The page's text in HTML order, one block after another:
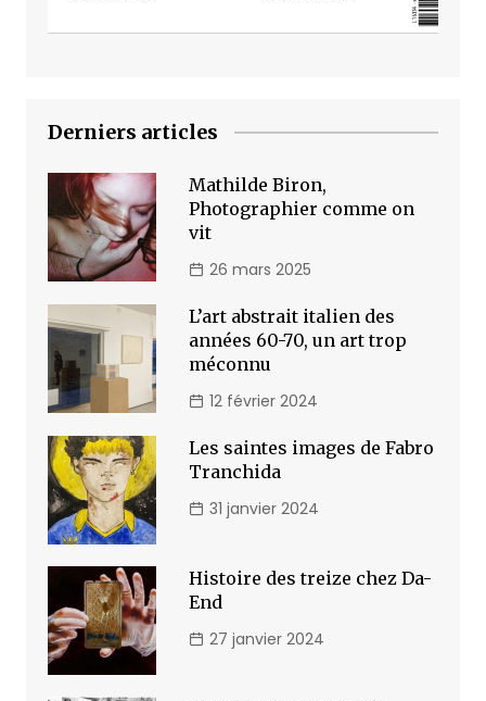
Derniers articles
Mathilde Biron,
Photographier comme on
vit
26 mars 2025
L’art abstrait italien des
années 60-70, un art trop
méconnu
12 février 2024
Les saintes images de Fabro
Tranchida
31 janvier 2024
Histoire des treize chez Da-
End
27 janvier 2024